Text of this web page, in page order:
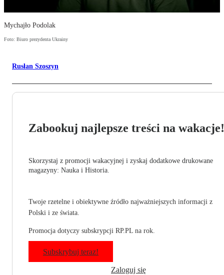
Mychajło Podolak
Foto: Biuro prezydenta Ukrainy
Rusłan Szoszyn
Zabookuj najlepsze treści na wakacje!
Skorzystaj z promocji wakacyjnej i zyskaj dodatkowe drukowane
magazyny: Nauka i Historia.
Twoje rzetelne i obiektywne źródło najważniejszych informacji z
Polski i ze świata.
Promocja dotyczy subskrypcji RP.PL na rok.
Subskrybuj teraz!
Zaloguj się